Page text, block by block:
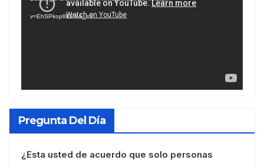
vídeo
v=EhSPkop8KPY&_=1
Pregunta Del Día
¿Esta usted de acuerdo que solo personas